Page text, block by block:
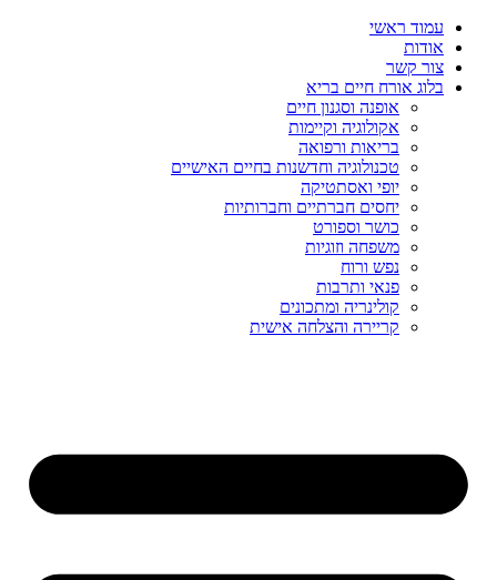
עמוד ראשי
אודות
צור קשר
בלוג אורח חיים בריא
אופנה וסגנון חיים
אקולוגיה וקיימות
בריאות ורפואה
טכנולוגיה וחדשנות בחיים האישיים
יופי ואסתטיקה
יחסים חברתיים וחברותיות
כושר וספורט
משפחה וזוגיות
נפש ורוח
פנאי ותרבות
קולינריה ומתכונים
קריירה והצלחה אישית